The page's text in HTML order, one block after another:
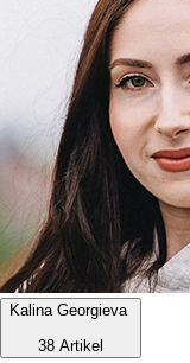
Kalina Georgieva
38 Artikel